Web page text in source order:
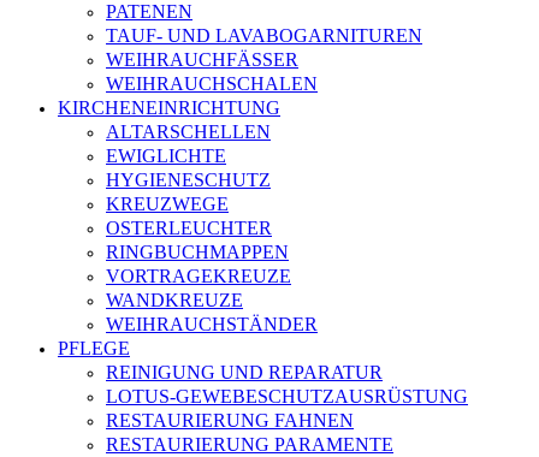
PATENEN
TAUF- UND LAVABOGARNITUREN
WEIHRAUCHFÄSSER
WEIHRAUCHSCHALEN
KIRCHENEINRICHTUNG
ALTARSCHELLEN
EWIGLICHTE
HYGIENESCHUTZ
KREUZWEGE
OSTERLEUCHTER
RINGBUCHMAPPEN
VORTRAGEKREUZE
WANDKREUZE
WEIHRAUCHSTÄNDER
PFLEGE
REINIGUNG UND REPARATUR
LOTUS-GEWEBESCHUTZAUSRÜSTUNG
RESTAURIERUNG FAHNEN
RESTAURIERUNG PARAMENTE